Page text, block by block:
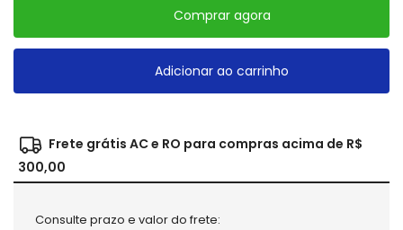
Comprar agora
Adicionar ao carrinho
Frete grátis AC e RO para compras acima de R$
300,00
Consulte prazo e valor do frete: